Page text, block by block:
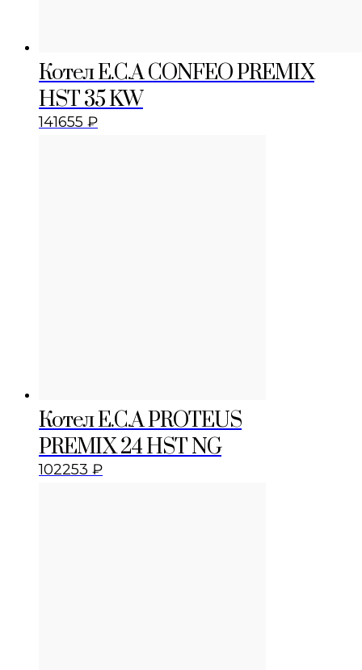
Котел E.C.A CONFEO PREMIX
HST 35 KW
141655 ₽
Котел E.C.A PROTEUS
PREMIX 24 HST NG
102253 ₽